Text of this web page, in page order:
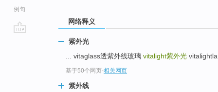
例句
网络释义
紫外光
... vitaglass透紫外线玻璃 vitalight紫外光
基于50个网页-相关网页
紫外线